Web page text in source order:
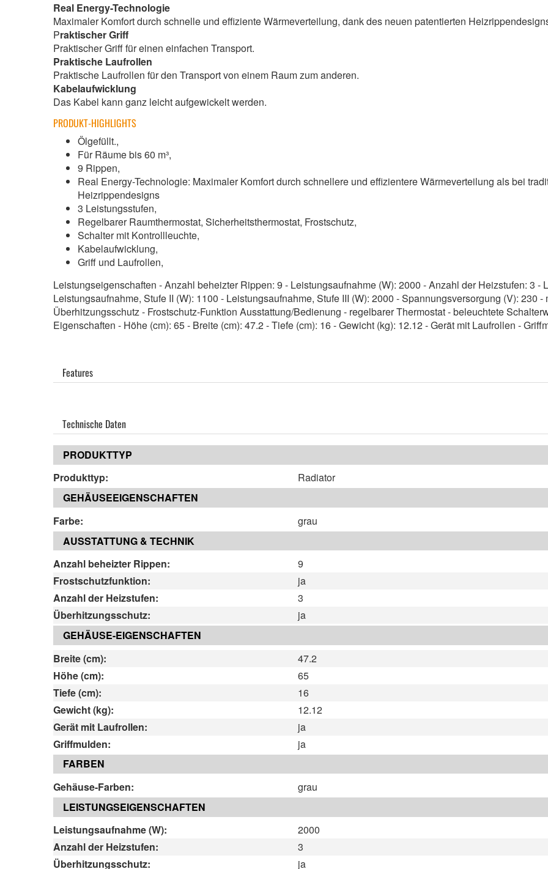
Real Energy-Technologie
Maximaler Komfort durch schnelle und effiziente Wärmeverteilung, dank des neuen patentierten
Praktischer Griff
Praktischer Griff für einen einfachen Transport.
Praktische Laufrollen
Praktische Laufrollen für den Transport von einem Raum zum anderen.
Kabelaufwicklung
Das Kabel kann ganz leicht aufgewickelt werden.
PRODUKT-HIGHLIGHTS
Ölgefüllt.,
Für Räume bis 60 m³,
9 Rippen,
Real Energy-Technologie: Maximaler Komfort durch schnellere und effizientere Wärmeverteilung als bei
Heizrippendesigns
3 Leistungsstufen,
Regelbarer Raumthermostat, Sicherheitsthermostat, Frostschutz,
Schalter mit Kontrollleuchte,
Kabelaufwicklung,
Griff und Laufrollen,
Leistungseigenschaften - Anzahl beheizter Rippen: 9 - Leistungsaufnahme (W): 2000 - Anzahl der Heizstufen: 3 -
Leistungsaufnahme, Stufe II (W): 1100 - Leistungsaufnahme, Stufe III (W): 2000 - Spannungsversorgung (V): 230
Überhitzungsschutz - Frostschutz-Funktion Ausstattung/Bedienung - regelbarer Thermostat - beleuchtete
Eigenschaften - Höhe (cm): 65 - Breite (cm): 47.2 - Tiefe (cm): 16 - Gewicht (kg): 12.12 - Gerät mit Laufrollen -
Features
Technische Daten
PRODUKTTYP
Produkttyp:
Radiator
GEHÄUSEEIGENSCHAFTEN
Farbe:
grau
AUSSTATTUNG & TECHNIK
Anzahl beheizter Rippen:
9
Frostschutzfunktion:
ja
Anzahl der Heizstufen:
3
Überhitzungsschutz:
ja
GEHÄUSE-EIGENSCHAFTEN
Breite (cm):
47.2
Höhe (cm):
65
Tiefe (cm):
16
Gewicht (kg):
12.12
Gerät mit Laufrollen:
ja
Griffmulden:
ja
FARBEN
Gehäuse-Farben:
grau
LEISTUNGSEIGENSCHAFTEN
Leistungsaufnahme (W):
2000
Anzahl der Heizstufen:
3
Überhitzungsschutz:
ja